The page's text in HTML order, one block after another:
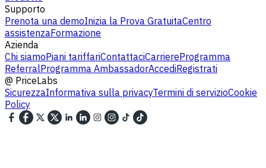
Supporto
Prenota una demoInizia la Prova GratuitaCentro
assistenzaFormazione
Azienda
Chi siamoPiani tariffariContattaciCarriereProgramma
ReferralProgramma AmbassadorAccediRegistrati
@ PriceLabs
SicurezzaInformativa sulla privacyTermini di servizioCookie
Policy